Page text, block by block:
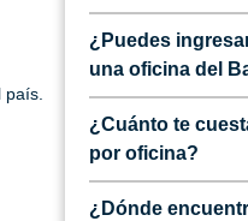
¿Puedes
una oficina del
¿Cuánto te
por oficina?
¿Dónde